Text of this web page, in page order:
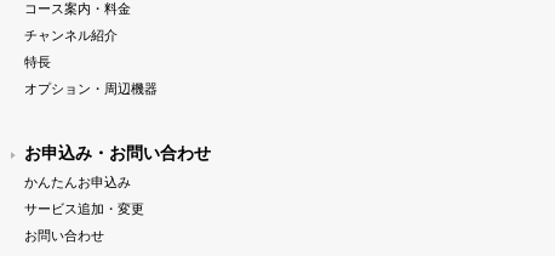
コース案内・料金
チャンネル紹介
特長
オプション・周辺機器
お申込み・お問い合わせ
かんたんお申込み
サービス追加・変更
お問い合わせ